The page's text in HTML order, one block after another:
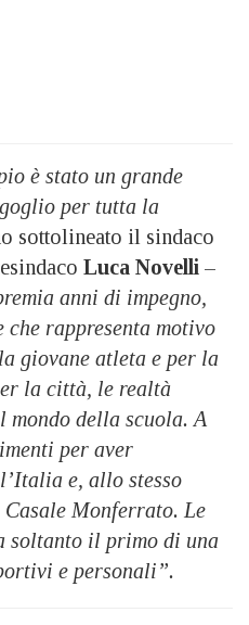
è stato un grande
per tutta la
sottolineato il sindaco
Luca Novelli –
anni di impegno,
che rappresenta motivo
giovane atleta e per la
la città, le realtà
della scuola. A
per aver
e, allo stesso
Monferrato. Le
soltanto il primo di una
e personali”.